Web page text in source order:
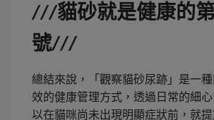
///貓砂就是健康的
號///
總結來說，「觀察貓砂尿跡」是一
效的健康管理方式，透過日常的細
以在貓咪尚未出現明顯症狀前，就